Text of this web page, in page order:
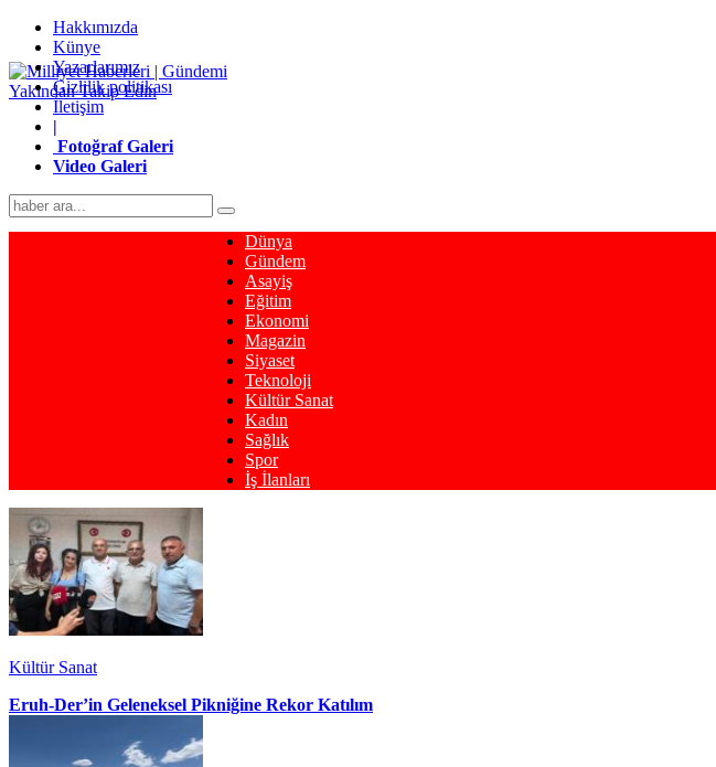
Hakkımızda
Künye
Yazarlarımız
Gizlilik politikası
İletişim
|
Fotoğraf Galeri
Video Galeri
Dünya
Gündem
Asayiş
Eğitim
Ekonomi
Magazin
Siyaset
Teknoloji
Kültür Sanat
Kadın
Sağlık
Spor
İş İlanları
Kültür Sanat
Eruh-Der’in Geleneksel Pikniğine Rekor Katılım